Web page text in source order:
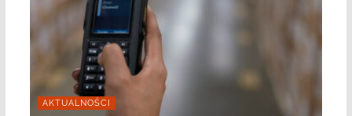
AKTUALNOŚCI